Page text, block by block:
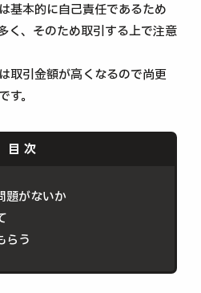
基本的に自己責任であるため
く、そのため取引する上で注意
取引金額が高くなるので尚更
。
題がないか
らう